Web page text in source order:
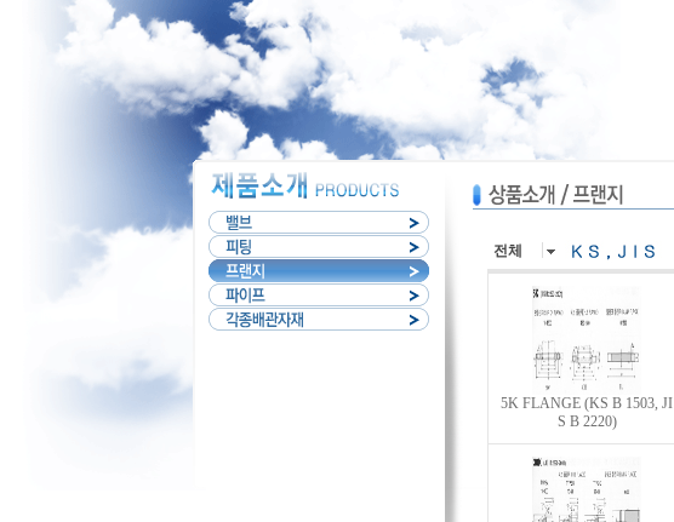
전체
5K FLANGE (KS B 1503, JI
S B 2220)